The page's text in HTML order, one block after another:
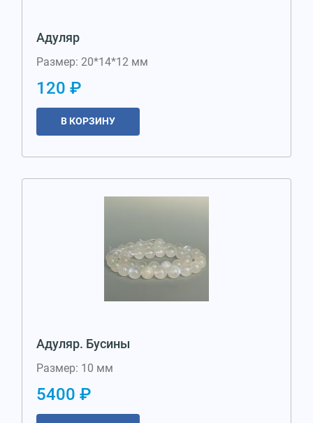
Адуляр
Размер: 20*14*12 мм
120 ₽
В КОРЗИНУ
Адуляр. Бусины
Размер: 10 мм
5400 ₽